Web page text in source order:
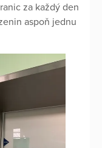
za každý den
aspoň jednu